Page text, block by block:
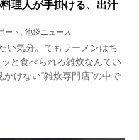
理人が手掛ける、出汁
ート 池袋ニュース
い気分。でもラーメンはち
と食べられる雑炊なんてい
けない“雑炊専門店”の中で